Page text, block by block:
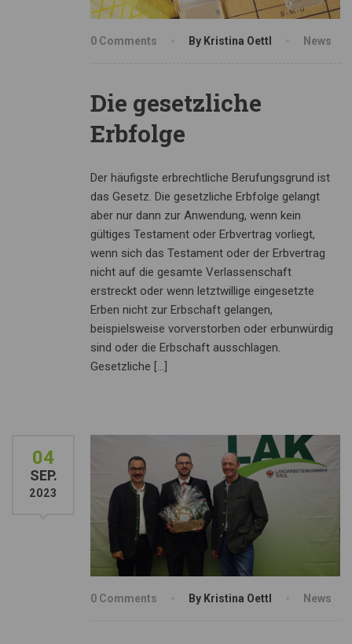
0 Comments By Kristina Oettl News
Die gesetzliche
Erbfolge
Der häufigste erbrechtliche Berufungsgrund ist
das Gesetz. Die gesetzliche Erbfolge gelangt
aber nur dann zur Anwendung, wenn kein
gültiges Testament oder Erbvertrag vorliegt,
wenn sich das Testament oder der Erbvertrag
nicht auf die gesamte Verlassenschaft
erstreckt oder wenn letztwillige eingesetzte
Erben nicht zur Erbschaft gelangen,
beispielsweise vorverstorben oder erbunwürdig
sind oder die Erbschaft ausschlagen.
Gesetzliche […]
04
SEP.
2023
0 Comments By Kristina Oettl News